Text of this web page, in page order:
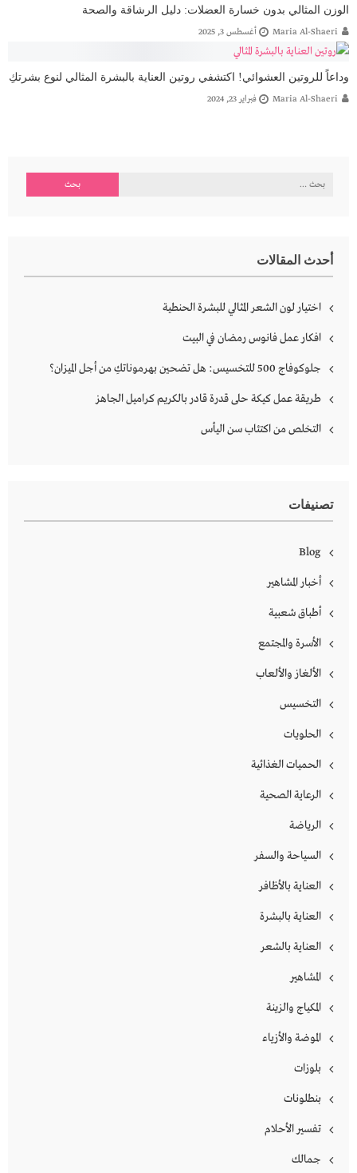
الوزن المثالي بدون خسارة العضلات: دليل الرشاقة والصحة
Maria Al-Shaeri أغسطس 3, 2025
وداعاً للروتين العشوائي! اكتشفي روتين العناية بالبشرة المثالي لنوع بشرتكِ
Maria Al-Shaeri فبراير 23, 2024
البحث
أحدث المقالات
اختيار لون الشعر المثالي للبشرة الحنطية
افكار عمل فانوس رمضان في البيت
جلوكوفاج 500 للتخسيس: هل تضحين بهرموناتكِ من أجل الميزان؟
طريقة عمل كيكة حلى قدرة قادر بالكريم كراميل الجاهز
التخلص من اكتئاب سن اليأس
تصنيفات
Blog
أخبار المشاهير
أطباق شعبية
الأسرة والمجتمع
الألغاز والألعاب
التخسيس
الحلويات
الحميات الغذائية
الرعاية الصحية
الرياضة
السياحة والسفر
العناية بالأظافر
العناية بالبشرة
العناية بالشعر
المشاهير
المكياج والزينة
الموضة والأزياء
بلوزات
بنطلونات
تفسير الأحلام
جمالك